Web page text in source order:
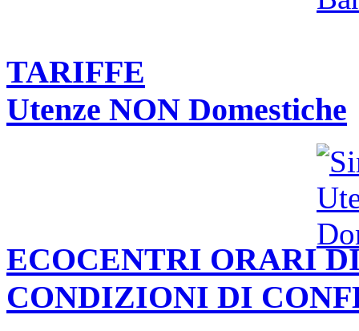
TARIFFE
Utenze NON Domestiche
ECOCENTRI ORARI
CONDIZIONI DI